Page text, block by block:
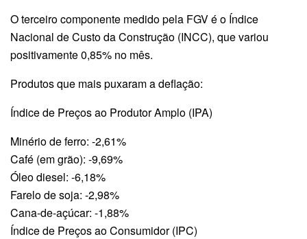
O terceiro componente medido pela FGV é o Índice
Nacional de Custo da Construção (INCC), que variou
positivamente 0,85% no mês.
Produtos que mais puxaram a deflação:
Índice de Preços ao Produtor Amplo (IPA)
Minério de ferro: -2,61%
Café (em grão): -9,69%
Óleo diesel: -6,18%
Farelo de soja: -2,98%
Cana-de-açúcar: -1,88%
Índice de Preços ao Consumidor (IPC)